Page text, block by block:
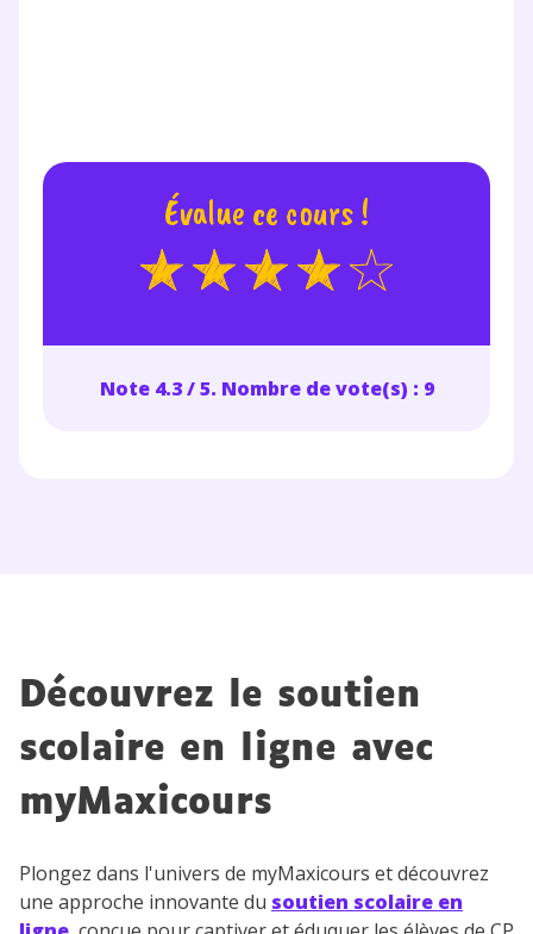
Évalue ce cours !
Note 4.3 / 5. Nombre de vote(s) : 9
Découvrez le soutien
scolaire en ligne avec
myMaxicours
Plongez dans l'univers de myMaxicours et découvrez
une approche innovante du soutien scolaire en
Testez gratuitement
plateforme de soutien
scolaire !
Fiches de cours et vidéos,exercices
corrigés,podcasts de révisions
Unespace dédié aux parentspour